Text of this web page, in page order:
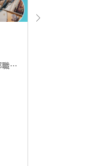
上課教師：業鑫法律事務所律師/勞動部職場霸凌調查專業人員 林致遠